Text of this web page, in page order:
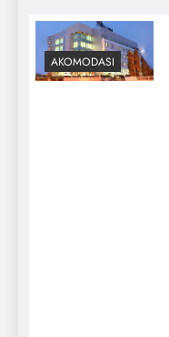
AKOMODASI